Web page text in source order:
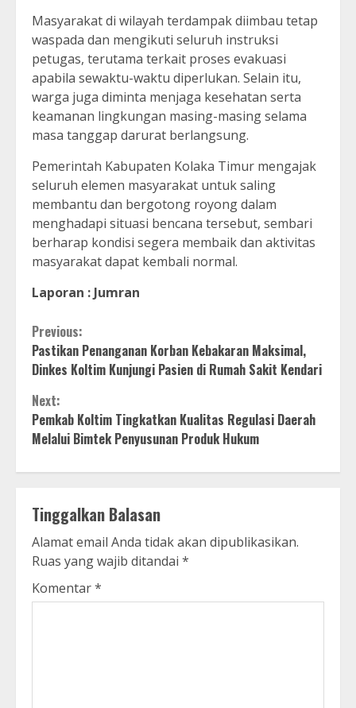
Masyarakat di wilayah terdampak diimbau tetap
waspada dan mengikuti seluruh instruksi
petugas, terutama terkait proses evakuasi
apabila sewaktu-waktu diperlukan. Selain itu,
warga juga diminta menjaga kesehatan serta
keamanan lingkungan masing-masing selama
masa tanggap darurat berlangsung.
Pemerintah Kabupaten Kolaka Timur mengajak
seluruh elemen masyarakat untuk saling
membantu dan bergotong royong dalam
menghadapi situasi bencana tersebut, sembari
berharap kondisi segera membaik dan aktivitas
masyarakat dapat kembali normal.
Laporan : Jumran
Continue
Reading
Previous:
Pastikan Penanganan Korban Kebakaran Maksimal,
Dinkes Koltim Kunjungi Pasien di Rumah Sakit Kendari
Next:
Pemkab Koltim Tingkatkan Kualitas Regulasi Daerah
Melalui Bimtek Penyusunan Produk Hukum
Tinggalkan Balasan
Alamat email Anda tidak akan dipublikasikan.
Ruas yang wajib ditandai *
Komentar*